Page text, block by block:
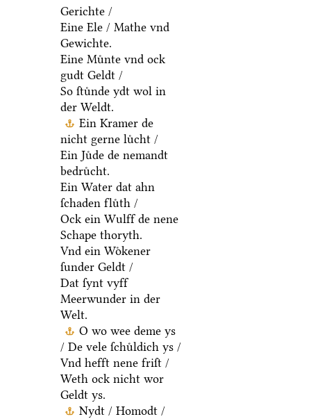
Gerichte /
Eine Ele / Mathe vnd
Gewichte.
Eine Muͤnte vnd ock
gudt Geldt /
So ſtuͤnde ydt wol in
der Weldt.
Ein Kramer de
nicht gerne luͤcht /
Ein Juͤde de nemandt
bedruͤcht.
Ein Water dat ahn
ſchaden fluͤth /
Ock ein Wulff de nene
Schape thoryth.
Vnd ein Woͤkener
ſunder Geldt /
Dat ſynt vyff
Meerwunder in der
Welt.
O wo wee deme ys
/ De vele ſchuͤldich ys /
Vnd hefft nene friſt /
Weth ock nicht wor
Geldt ys.
Nydt / Homodt /